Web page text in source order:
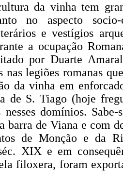
da vinha tem
no aspecto socio-
e vestígios
a ocupação
por Duarte
nas legiões romanas
da vinha em
de S. Tiago (hoje
domínios. Sabe-
barra de Viana e com
de Monção e da
XIX e em
filoxera, foram